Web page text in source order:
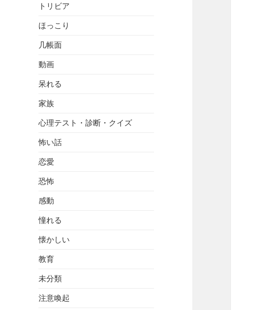
トリビア
ほっこり
几帳面
動画
呆れる
家族
心理テスト・診断・クイズ
怖い話
恋愛
恐怖
感動
憧れる
懐かしい
教育
未分類
注意喚起